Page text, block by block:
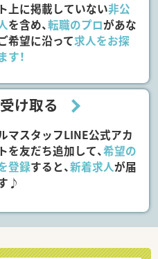
上に掲載していない非公
を含め、転職のプロがあな
希望に沿って求人をお探
す！
け取る
マスタッフLINE公式アカ
を友だち追加して、希望の
登録すると、新着求人が届
♪